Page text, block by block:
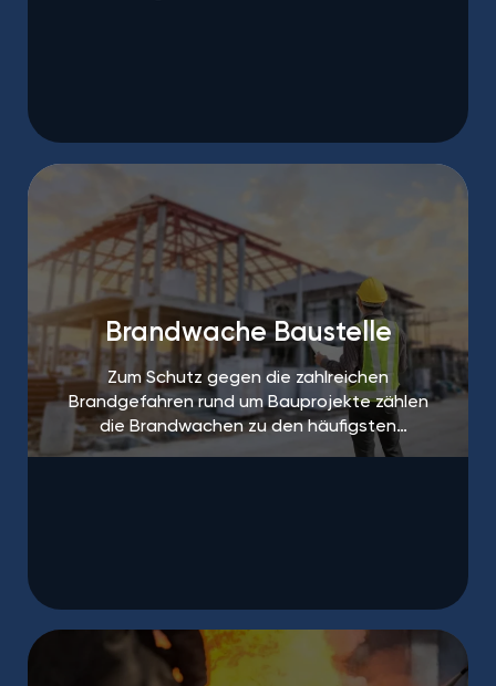
Brandwache Baustelle
Zum Schutz gegen die zahlreichen
Brandgefahren rund um Bauprojekte zählen
die Brandwachen zu den häufigsten